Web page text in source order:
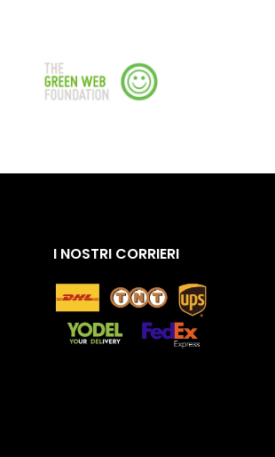
I NOSTRI CORRIERI